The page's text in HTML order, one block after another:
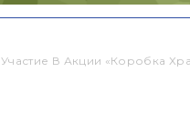
В Акции «Коробка